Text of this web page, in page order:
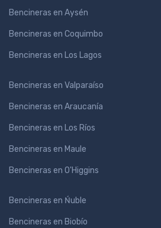
Bencineras en Aysén
Bencineras en Coquimbo
Bencineras en Los Lagos
Bencineras en Valparaíso
Bencineras en Araucanía
Bencineras en Los Ríos
Bencineras en Maule
Bencineras en O'Higgins
Bencineras en Ńuble
Bencineras en Biobío